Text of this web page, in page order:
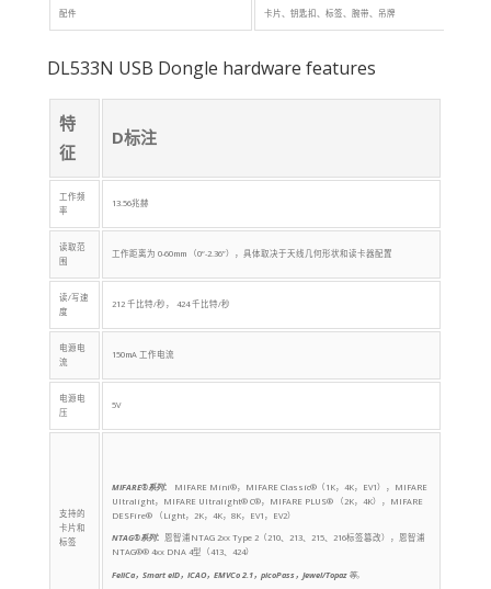
配件 卡片、钥匙扣、标签、腕带、吊牌
DL533N USB Dongle hardware features
特
征
D标注
工作频
率
13.56兆赫
读取范
围
工作距离为 0-60mm （0“-2.36”），具体取决于天线几何形状和读卡器配置
读/写速
度
212 千比特/秒， 424 千比特/秒
电源电
流
150mA 工作电流
电源电
压
5V
支持的
卡片和
标签
MIFARE®系列： MIFARE Mini®，MIFARE Classic®（1K，4K，EV1），MIFARE
Ultralight，MIFARE Ultralight® C®，MIFARE PLUS® （2K，4K），MIFARE
DESFire® （Light，2K，4K，8K，EV1，EV2）
NTAG®系列：恩智浦NTAG 2xx Type 2（210、213、215、216标签篡改），恩智浦
NTAG®® 4xx DNA 4型（413、424）
FeliCa，Smart eID，ICAO，EMVCo 2.1，picoPass，Jewel/Topaz 等。